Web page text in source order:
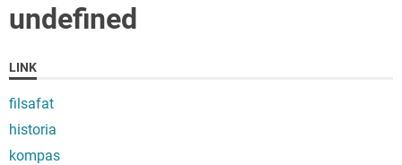
undefned
LINK
filsafat
historia
kompas